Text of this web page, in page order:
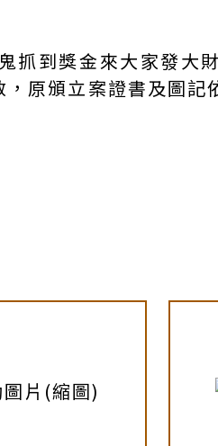
抓到獎金來大家發大
原頒立案證書及圖記